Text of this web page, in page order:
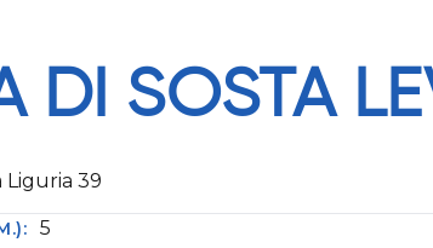
DI SOSTA
Liguria 39
5